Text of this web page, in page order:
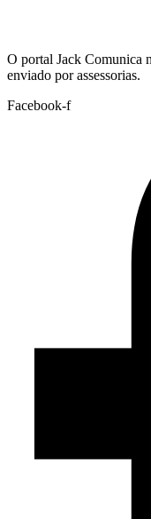
O portal Jack Comunica
enviado por assessorias.
Facebook-f